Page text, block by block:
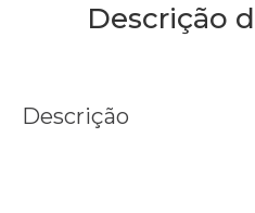
Descrição
Descrição